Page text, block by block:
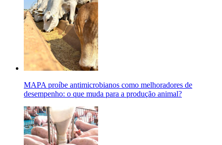
MAPA proíbe antimicrobianos como melhoradores de
desempenho: o que muda para a produção animal?